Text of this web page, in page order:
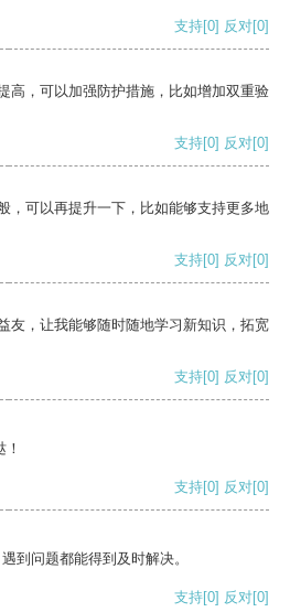
支持[0] 反对[0]
高，可以加强防护措施，比如增加双重验
支持[0] 反对[0]
，可以再提升一下，比如能够支持更多地
支持[0] 反对[0]
友，让我能够随时随地学习新知识，拓宽
支持[0] 反对[0]
支持[0] 反对[0]
到问题都能得到及时解决。
支持[0] 反对[0]